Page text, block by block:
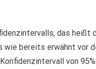
das heißt
bereits erwähnt vor
von